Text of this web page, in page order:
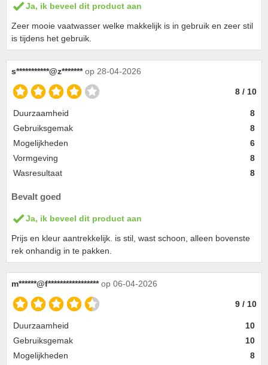
Ja, ik beveel dit product aan
Zeer mooie vaatwasser welke makkelijk is in gebruik en zeer stil
is tijdens het gebruik.
s***********@z******* op 28-04-2026
8 / 10
Duurzaamheid
8
Gebruiksgemak
8
Mogelijkheden
6
Vormgeving
8
Wasresultaat
8
Bevalt goed
Ja, ik beveel dit product aan
Prijs en kleur aantrekkelijk. is stil, wast schoon, alleen bovenste
rek onhandig in te pakken.
m******@f***************** op 06-04-2026
9 / 10
Duurzaamheid
10
Gebruiksgemak
10
Mogelijkheden
8